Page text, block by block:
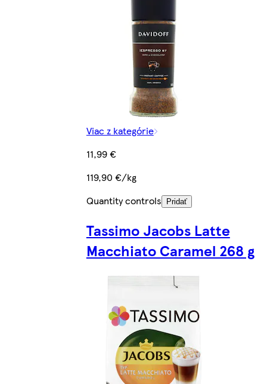
Viac z kategórie
11,99 €
119,90 €/kg
Quantity controls
Pridať
Tassimo Jacobs Latte
Macchiato Caramel 268 g